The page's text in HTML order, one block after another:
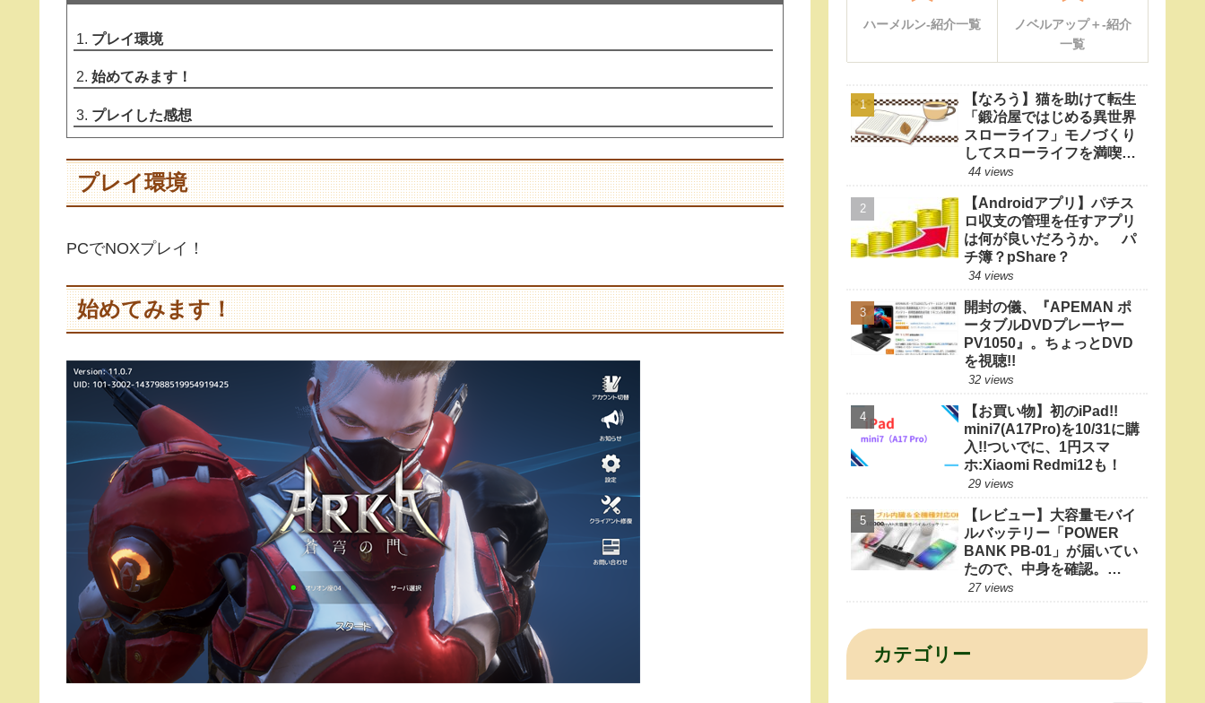
プレイ環境
始めてみます！
プレイした感想
プレイ環境
PCでNOXプレイ！
始めてみます！
ハーメルン-紹介一覧
ノベルアップ＋-紹介
一覧
【なろう】猫を助けて転生
「鍛冶屋ではじめる異世界
スローライフ」モノづくり
してスローライフを満喫し
たい
44 views
【Androidアプリ】パチス
ロ収支の管理を任すアプリ
は何が良いだろうか。 パ
チ簿？pShare？
34 views
開封の儀、『APEMAN ポ
ータブルDVDプレーヤー
PV1050』。ちょっとDVD
を視聴!!
32 views
【お買い物】初のiPad!!
mini7(A17Pro)を10/31に購
入!!ついでに、1円スマ
ホ:Xiaomi Redmi12も！
29 views
【レビュー】大容量モバイ
ルバッテリー「POWER
BANK PB-01」が届いてい
たので、中身を確認。
10000mAhもあれば1日十
27 views
カテゴリー